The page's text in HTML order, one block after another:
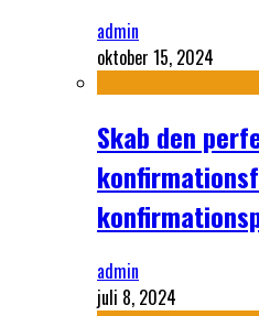
admin
oktober 15, 2024
Skab den
admin
juli 8, 2024